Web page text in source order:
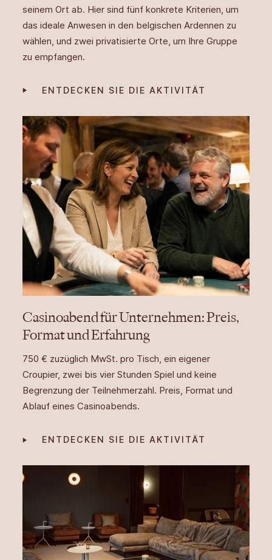
seinem Ort ab. Hier sind fünf konkrete Kriterien, um
das ideale Anwesen in den belgischen Ardennen zu
wählen, und zwei privatisierte Orte, um Ihre Gruppe
zu empfangen.
ENTDECKEN SIE DIE AKTIVITÄT
Casinoabend für Unternehmen: Preis,
Format und Erfahrung
750 € zuzüglich MwSt. pro Tisch, ein eigener
Croupier, zwei bis vier Stunden Spiel und keine
Begrenzung der Teilnehmerzahl. Preis, Format und
Ablauf eines Casinoabends.
ENTDECKEN SIE DIE AKTIVITÄT